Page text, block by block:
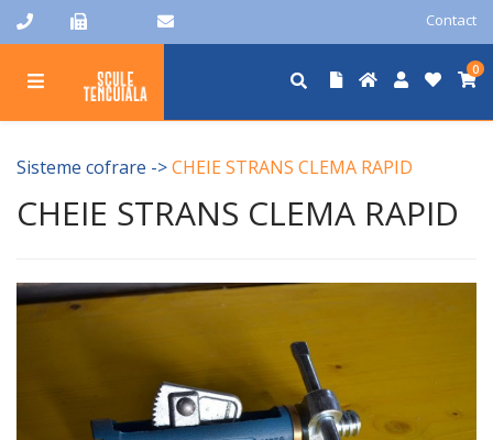
Contact
0
Sisteme cofrare ->CHEIE STRANS CLEMA RAPID
CHEIE STRANS CLEMA RAPID